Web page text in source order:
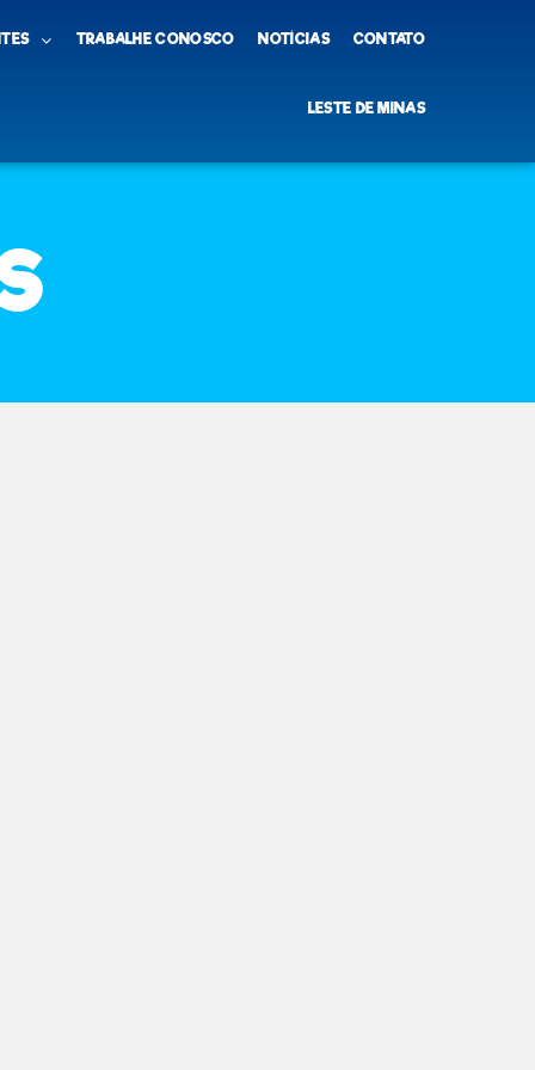
TRABALHE CONOSCO NOTÍCIAS CONTATO
LESTE DE MINAS